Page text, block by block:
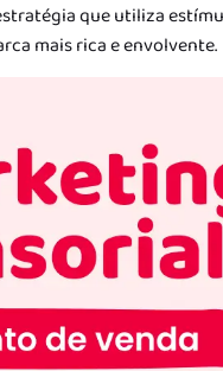
que utiliza
mais rica e envolvente.